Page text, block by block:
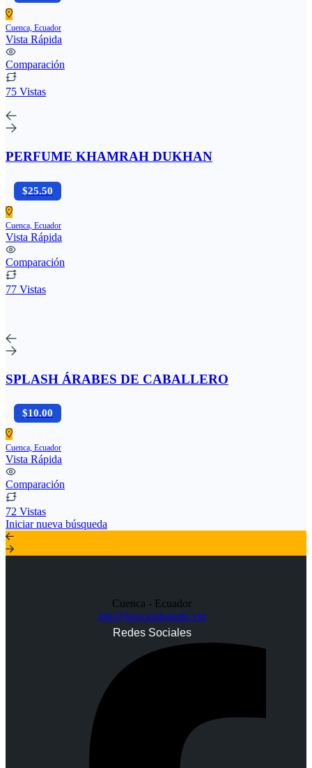
Cuenca, Ecuador
Vista Rápida
Comparación
75 Vistas
PERFUME KHAMRAH DUKHAN
$25.50
Cuenca, Ecuador
Vista Rápida
Comparación
77 Vistas
SPLASH ÁRABES DE CABALLERO
$10.00
Cuenca, Ecuador
Vista Rápida
Comparación
72 Vistas
Iniciar nueva búsqueda
Cuenca - Ecuador
info@buscandoando.vip
Redes Sociales